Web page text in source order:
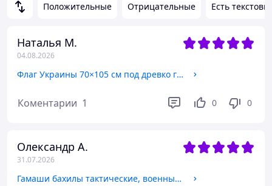
Положительные Отрицательные Есть
Наталья М.
04.08.2026
Флаг Украины 70×105 см под древко габардин
Коментарии 1 0 0
Олександр А.
31.07.2026
Гамаши бахилы тактические, военные защитные водонепроницаемые с двойной PU полиуретановой пропиткой Мультикам L (Размер обуви 43-45)